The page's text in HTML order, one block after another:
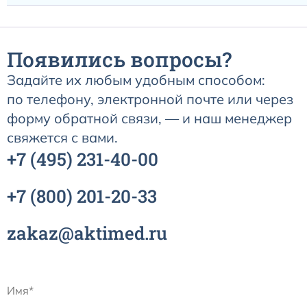
Появились вопросы?
Задайте их любым удобным способом:
по телефону, электронной почте или через
форму обратной связи, — и наш менеджер
свяжется с вами.
+7 (495) 231-40-00
+7 (800) 201-20-33
zakaz@aktimed.ru